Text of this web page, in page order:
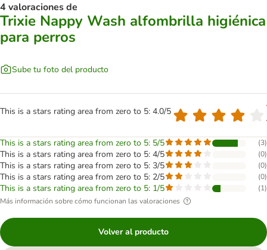
4 valoraciones de
Trixie Nappy Wash alfombrilla higiénica
para perros
Sube tu foto del producto
This is a stars rating area from zero to 5: 4.0/5
This is a stars rating area from zero to 5: 5/5 (3)
This is a stars rating area from zero to 5: 4/5 (0)
This is a stars rating area from zero to 5: 3/5 (0)
This is a stars rating area from zero to 5: 2/5 (0)
This is a stars rating area from zero to 5: 1/5 (1)
Más información sobre cómo funcionan las valoraciones
Volver al producto